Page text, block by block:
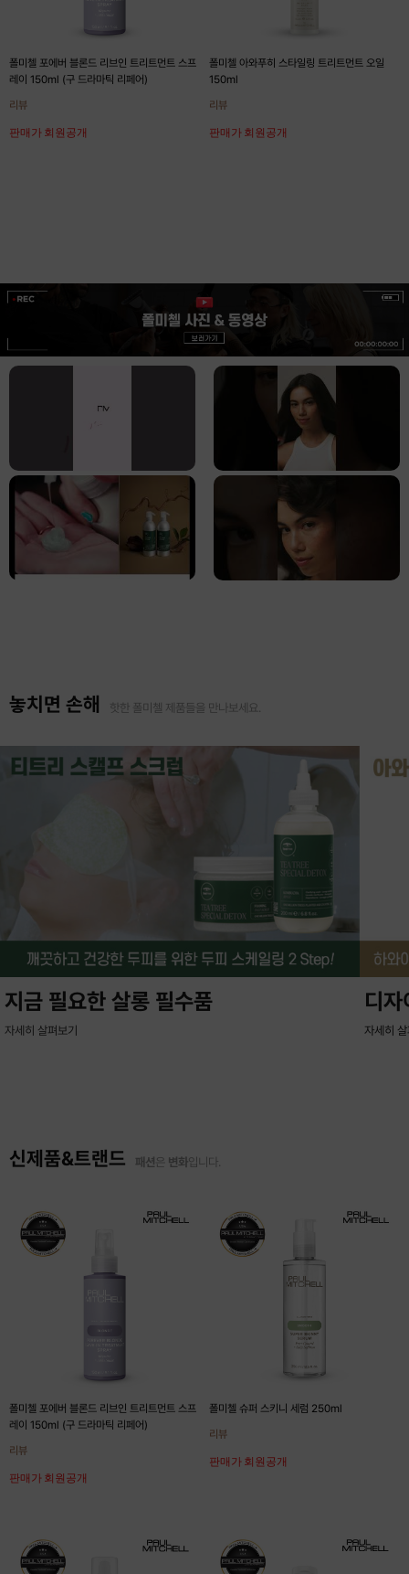
폴미첼 포에버 블론드 리브인 트리트먼트 스프
레이 150ml (구 드라마틱 리페어)
리뷰
판매가 회원공개
폴미첼 아와푸히 스타일링 트리트먼트 오일
150ml
리뷰
판매가 회원공개
놓치면 손해 핫한 폴미첼 제품들을 만나보세요.
지금 필요한 살롱 필수품
자세히 살펴보기
디
자세히
신제품&트랜드 패션은 변화입니다.
폴미첼 포에버 블론드 리브인 트리트먼트 스프
레이 150ml (구 드라마틱 리페어)
리뷰
판매가 회원공개
폴미첼 슈퍼 스키니 세럼 250ml
리뷰
판매가 회원공개